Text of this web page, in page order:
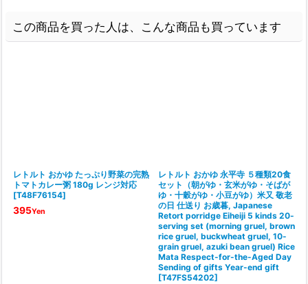
この商品を買った人は、こんな商品も買っています
レトルト おかゆ たっぷり野菜の完熟
トマトカレー粥 180g レンジ対応
[T48F76154]
395Yen
レトルト おかゆ 永平寺 ５種類20食
セット（朝がゆ・玄米がゆ・そばが
ゆ・十穀がゆ・小豆がゆ）米又 敬老
の日 仕送り お歳暮, Japanese
Retort porridge Eiheiji 5 kinds 20-
serving set (morning gruel, brown
rice gruel, buckwheat gruel, 10-
grain gruel, azuki bean gruel) Rice
Mata Respect-for-the-Aged Day
Sending of gifts Year-end gift
[T47FS54202]